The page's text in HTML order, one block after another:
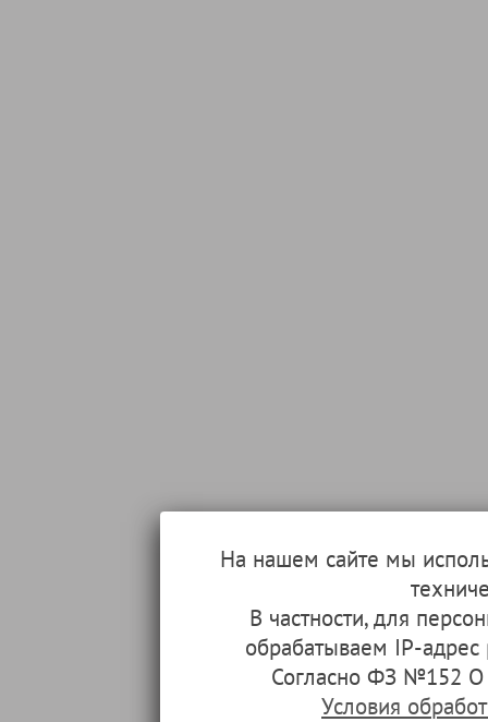
На нашем сайте мы
В частности, для
обрабатываем IP-
Согласно ФЗ №152 О
Условия